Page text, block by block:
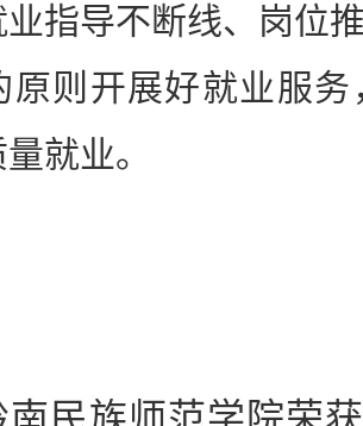
指导不断线、岗位
原则开展好就业服
就业。